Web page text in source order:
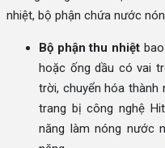
nhiệt, bộ phận chứa nước
Bộ phận thu nhiệt
hoặc ống dầu có vai
trời, chuyển hóa thành
trang bị công nghệ
năng làm nóng nước